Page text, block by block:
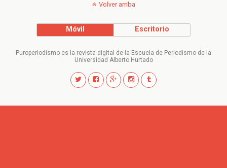
Volver arriba
Móvil Escritorio
Puroperiodismo es la revista digital de la Escuela de Periodismo de la
Universidad Alberto Hurtado